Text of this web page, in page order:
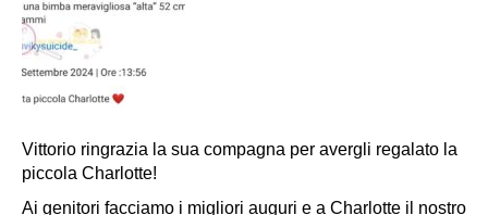
Vittorio ringrazia la sua compagna per avergli regalato la
piccola Charlotte!
Ai genitori facciamo i migliori auguri e a Charlotte il nostro